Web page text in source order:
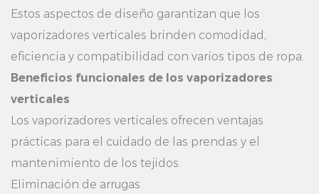
Estos aspectos de diseño garantizan que los
vaporizadores verticales brinden comodidad,
eficiencia y compatibilidad con varios tipos de ropa.
Beneficios funcionales de los vaporizadores
verticales
Los vaporizadores verticales ofrecen ventajas
prácticas para el cuidado de las prendas y el
mantenimiento de los tejidos.
Eliminación de arrugas